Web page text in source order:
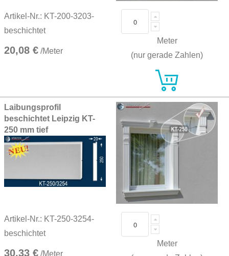
Artikel-Nr.: KT-200-3203-
beschichtet
20,08 € /Meter
Meter
(nur gerade Zahlen)
Laibungsprofil
beschichtet Leipzig KT-
250 mm tief
Artikel-Nr.: KT-250-3254-
beschichtet
30,33 € /Meter
Meter